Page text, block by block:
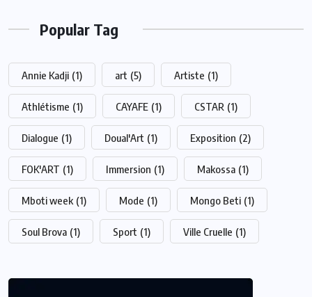
Popular Tag
Annie Kadji (1) art (5) Artiste (1)
Athlétisme (1) CAYAFE (1) CSTAR (1)
Dialogue (1) Doual'Art (1) Exposition (2)
FOK'ART (1) Immersion (1) Makossa (1)
Mboti week (1) Mode (1) Mongo Beti (1)
Soul Brova (1) Sport (1) Ville Cruelle (1)